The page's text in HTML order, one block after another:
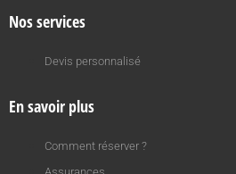
Nos services
Devis personnalisé
En savoir plus
Comment réserver ?